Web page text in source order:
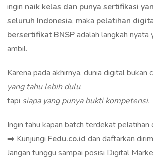
ingin naik kelas dan punya sertifikasi
seluruh Indonesia, maka pelatihan
bersertifikat BNSPadalah langkah nyata
ambil.
Karena pada akhirnya, dunia digital bukan
yang tahu lebih dulu,
tapi siapa yang punya bukti kompetensi.
Ingin tahu kapan batch terdekat pelatihan
➡️ Kunjungi Fedu.co.id dan daftarkan
Jangan tunggu sampai posisi Digital